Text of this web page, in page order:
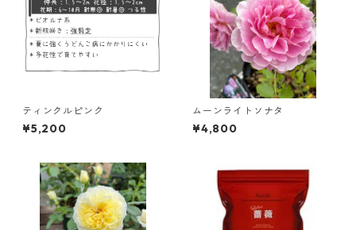
ティンクルピンク
¥5,200
ムーンライトソナタ
¥4,800